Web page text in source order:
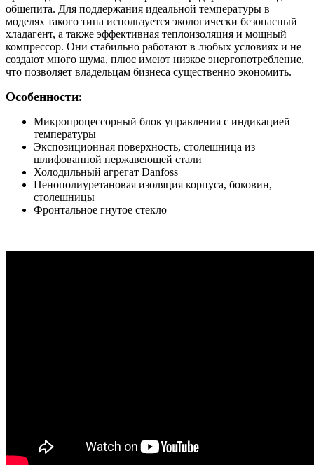
общепита. Для поддержания идеальной температуры в
моделях такого типа используется экологически безопасный
хладагент, а также эффективная теплоизоляция и мощный
компрессор. Они стабильно работают в любых условиях и не
создают много шума, плюс имеют низкое энергопотребление,
что позволяет владельцам бизнеса существенно экономить.
Особенности:
Микропроцессорный блок управления с индикацией
температуры
Экспозиционная поверхность, столешница из
шлифованной нержавеющей стали
Холодильный агрегат Danfoss
Пенополиуретановая изоляция корпуса, боковин,
столешницы
Фронтальное гнутое стекло